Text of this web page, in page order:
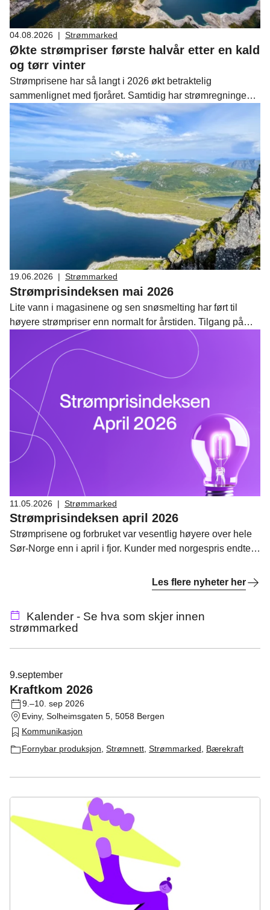
04.08.2026 | Strømmarked
Økte strømpriser første halvår etter en kald
og tørr vinter
Strømprisene har så langt i 2026 økt betraktelig
sammenlignet med fjoråret. Samtidig har strømregningene
falt i store deler av Norge for de husholdningene som har
valgt norgespris. Det viser den halvårlige
oppsummeringen i Fornybar Norges strømprisindeks for
19.06.2026 | Strømmarked
Strømprisindeksen mai 2026
Lite vann i magasinene og sen snøsmelting har ført til
høyere strømpriser enn normalt for årstiden. Tilgang på
vindkraft fra både Norge og Sverige gjør imidlertid at
kraftsituasjonen er mindre dramatisk enn man kan få
inntrykk av.
11.05.2026 | Strømmarked
Strømprisindeksen april 2026
Strømprisene og forbruket var vesentlig høyere over hele
Sør-Norge enn i april i fjor. Kunder med norgespris endte
situasjonen preget av høye priser grunnet begrensninger i
Les flere nyheter her
Kalender - Se hva som skjer innen
strømmarked
9.september
Kraftkom 2026
9.–10. sep 2026
Eviny, Solheimsgaten 5, 5058 Bergen
Kommunikasjon
Fornybar produksjon Strømnett Strømmarked Bærekraft